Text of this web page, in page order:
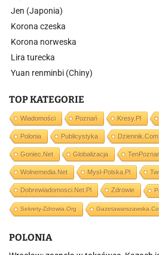
Jen (Japonia)
Korona czeska
Korona norweska
Lira turecka
Yuan renminbi (Chiny)
TOP KATEGORIE
Wiadomości Poznań Kresy.pl
Polonia Publicystyka Dziennik.com
Goniec.net Globalizacja
Wolnemedia.net Mysl-Polska.pl
Dobrewiadomosci.net.pl Zdrowie
Sekrety-Zdrowia.org
POLONIA